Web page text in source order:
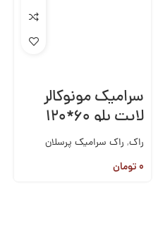
سرامیک مونوکالر
لایت بلو ۶۰*۱۲۰
راک, راک سرامیک پرسلان
60*120
, ۰تومان